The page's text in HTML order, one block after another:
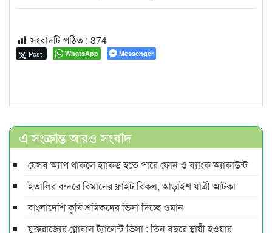
সংবাদটি পঠিত : 374
Post WhatsApp Messenger
এ সংক্রান্ত আরও সংবাদ
যেসব অ্যাপ থাকলে হ্যাকড হতে পারে ফোন ও ব্যাংক অ্যাকাউন্ট
ইতালির বন্দরে বিমানের ফ্লাইট বিকল, আড়াইশ যাত্রী আটকা
বাংলাদেশি কৃষি শ্রমিকদের ভিসা দিচ্ছে ওমান
যুক্তরাজ্যের গ্লোবাল ট্যালেন্ট ভিসা : তিন বছরে স্থায়ী হওয়ার